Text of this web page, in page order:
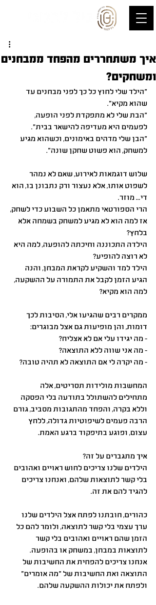
איך משתחררים מהפחד ממבחנים
ומשחקים?
״הילד שלי לחוץ כל כך לפני מבחנים עד
שהוא מקיא״.
״הבת שלי לא מתפקדת לפני הופעה,
לפעמים היא מעדיפה להישאר בבית״.
״הבן שלי מדהים באימונים, וכשהוא מגיע
למשחק, הוא פשוט שחקן שונה״.
שלוש דוגמאות לאירוע, שאם לא נמהר
לשפוט אותו, אלא נעצור ורק נתבונן בו, הוא
די... מוזר.
הרי הספורטאי מתאמן כל השבוע כדי לשחק,
אז למה הוא לא מגיע למשחק בשמחה אלא
בלחץ?
הילדה התכוננה וחיכתה להופעה, למה היא
לא רוצה להופיע?
הילד למד והשקיע לקראת המבחן, והנה
הגיע הזמן לקבל את התמורה על ההשקעה,
למה הוא מקיא?
ממקרים רבים שהגיעו אלי, הסיבות לכך
דומות, והן מופיעות גם אצל מבוגרים:
- מה יגידו עלי אם לא אצליח?
- מה אני שווה ללא התוצאה?
- מה יקרה לי אם התוצאה לא תהיה טובה?
המחשבות מולידות תסריטים, אלה
מתחילים להשתולל בתודעה בלי הפסקה
וללא בקרה, והפחד מהתגובות מסביב, גורם
הרבה פעמים לשיפוטיות גדולה, ללחץ
עצום, ופוגע בתיפקוד ברגע האמת.
איך מתגברים על זה?
הילדים שלנו צריכים לחוש ראויים ואהובים
בלי קשר לתוצאות שלהם, ואנחנו צריכים
להגיד להם את זה.
כהורים, חובתנו לפתח אצל הילדים שלנו
ערך עצמי בלי קשר לתוצאה, ולומר להם כל
הזמן שהם ראויים ואהובים בלי קשר
לתוצאות במבחן, במשחק או בהופעה.
אנחנו צריכים להפחית את החשיבות של
התוצאה ואת החשיבות של ״מה אומרים״
ולפתח את יכולות ההשקעה שלהם.